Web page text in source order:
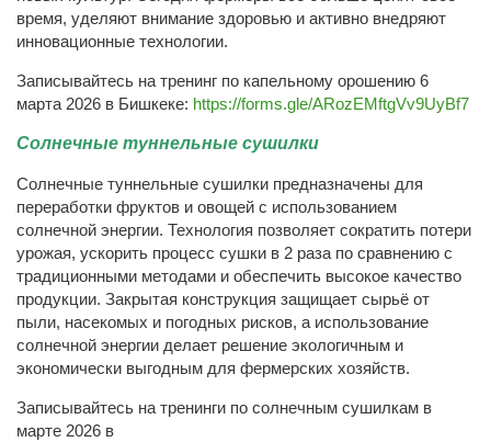
время, уделяют внимание здоровью и активно внедряют
инновационные технологии.
Записывайтесь на тренинг по капельному орошению 6
марта 2026 в Бишкеке: https://forms.gle/ARozEMftgVv9UyBf7
Солнечные туннельные сушилки
Солнечные туннельные сушилки предназначены для
переработки фруктов и овощей с использованием
солнечной энергии. Технология позволяет сократить потери
урожая, ускорить процесс сушки в 2 раза по сравнению с
традиционными методами и обеспечить высокое качество
продукции. Закрытая конструкция защищает сырьё от
пыли, насекомых и погодных рисков, а использование
солнечной энергии делает решение экологичным и
экономически выгодным для фермерских хозяйств.
Записывайтесь на тренинги по солнечным сушилкам в
марте 2026 в